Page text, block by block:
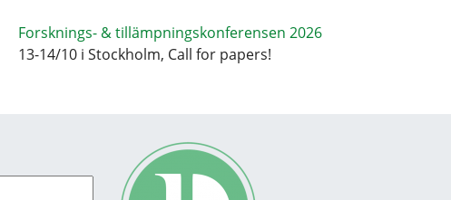
Forsknings- & tillämpningskonferensen 2026
13-14/10 i Stockholm, Call for papers!